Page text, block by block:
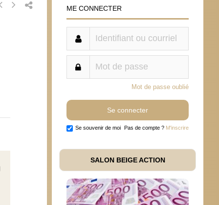
ME CONNECTER
Mot de passe oublié
Se souvenir de moi Pas de compte ? M'inscrire
SALON BEIGE ACTION